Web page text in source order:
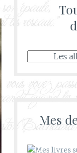
d’Oldwishes
Mes